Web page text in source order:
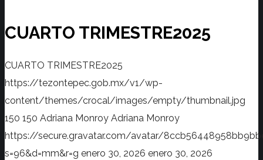
CUARTO TRIMESTRE2025
CUARTO TRIMESTRE2025
https://tezontepec.gob.mx/v1/wp-
content/themes/crocal/images/empty/thumbnail.jpg
150 150 Adriana Monroy Adriana Monroy
https://secure.gravatar.com/avatar/
s=96&d=mm&r=g enero 30, 2026 enero 30, 2026